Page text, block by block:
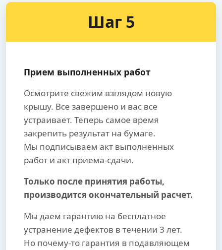
Шаг 5
Прием выполненных работ
Осмотрите свежим взглядом новую
крышу. Все завершено и вас все
устраивает. Теперь самое время
закрепить результат на бумаге.
Мы подписываем акт выполненных
работ и акт приема-сдачи.
Только после принятия работы,
производится окончательный расчет.
Мы даем гарантию на бесплатное
устранение дефектов в течении 3 лет.
Но почему-то гарантия в подавляющем